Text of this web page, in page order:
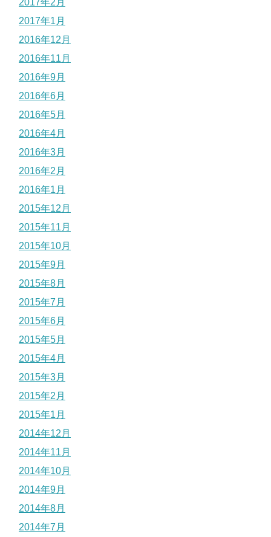
2017年2月
2017年1月
2016年12月
2016年11月
2016年9月
2016年6月
2016年5月
2016年4月
2016年3月
2016年2月
2016年1月
2015年12月
2015年11月
2015年10月
2015年9月
2015年8月
2015年7月
2015年6月
2015年5月
2015年4月
2015年3月
2015年2月
2015年1月
2014年12月
2014年11月
2014年10月
2014年9月
2014年8月
2014年7月